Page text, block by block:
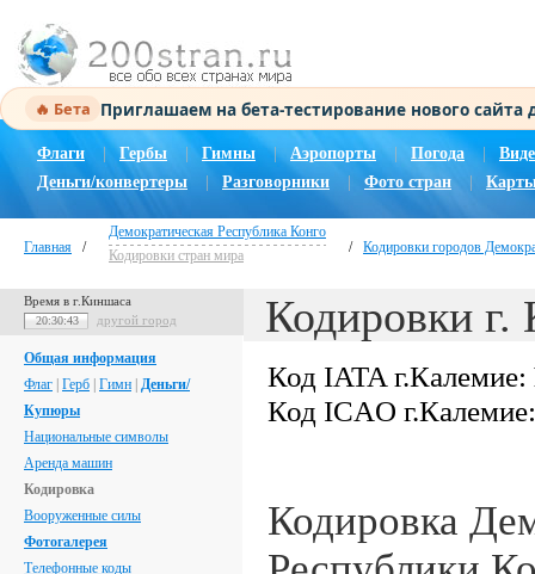
🔥 Бета Приглашаем на бета-тестирование нового
Флаги Гербы Гимны | Аэропорты Погода |
Деньги/конвертеры
Разговорники Фото стран
Главная /
Демократическая Республика Конго
Кодировки стран мира
/ Кодировки городов
Время в г.Киншаса
20:30:43 другой город
Общая информация
Флаг Герб Гимн Деньги/
Купюры
Национальные символы
Аренда машин
Кодировка
Вооруженные силы
Фотогалерея
Телефонные коды
Кодировки г.
Код IATA г.Калемие:
Код ICAO
Кодировка